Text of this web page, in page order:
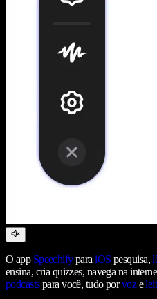
O app SpeechifyparaiOS pesquisa,
ensina, cria quizzes, navega na
podcastspara você, tudo porvoze